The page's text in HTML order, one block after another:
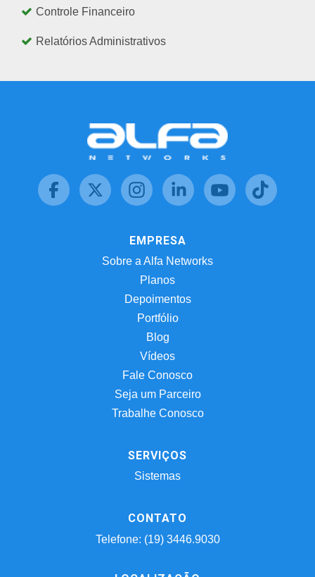
Controle Financeiro
Relatórios Administrativos
EMPRESA
Sobre a Alfa Networks
Planos
Depoimentos
Portfólio
Blog
Vídeos
Fale Conosco
Seja um Parceiro
Trabalhe Conosco
SERVIÇOS
Sistemas
CONTATO
Telefone: (19) 3446.9030